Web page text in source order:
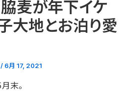
麦が年下イケ
大地とお泊り愛
/ 6月 17, 2021
末。